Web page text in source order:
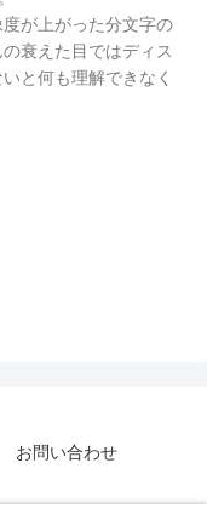
が上がった分文字の
衰えた目ではディス
と何も理解できなく
お問い合わせ